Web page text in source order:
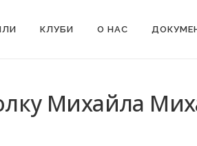
КЛУБИ О НАС
Михайла